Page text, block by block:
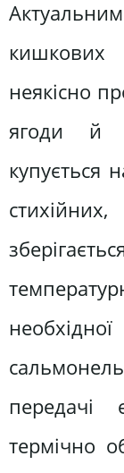
неякісно
ягоди й
купується
передачі
термічно